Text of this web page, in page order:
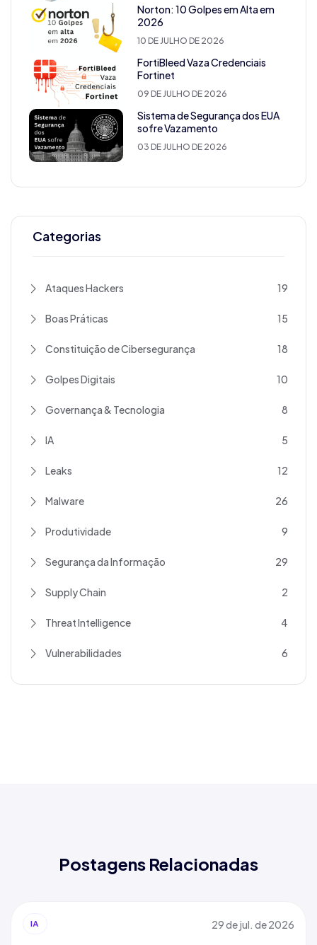
Norton: 10 Golpes em Alta em
2026
10 DE JULHO DE 2026
FortiBleed Vaza Credenciais
Fortinet
09 DE JULHO DE 2026
Sistema de Segurança dos EUA
sofre Vazamento
03 DE JULHO DE 2026
Categorias
Ataques Hackers 19
Boas Práticas 15
Constituição de Cibersegurança 18
Golpes Digitais 10
Governança & Tecnologia 8
IA 5
Leaks 12
Malware 26
Produtividade 9
Segurança da Informação 29
Supply Chain 2
Threat Intelligence 4
Vulnerabilidades 6
Postagens Relacionadas
IA 29 de jul. de 2026